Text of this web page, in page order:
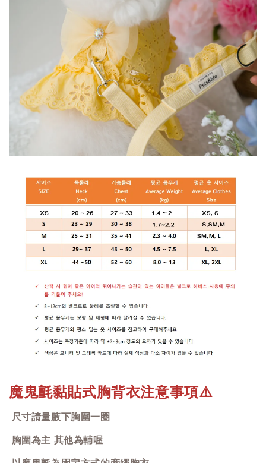
魔鬼氈黏貼式胸背衣注意事項⚠️
尺寸請量腋下胸圍一圈
胸圍為主 其他為輔喔